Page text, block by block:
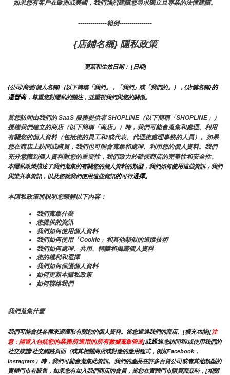
如果您有客戶在歐洲或美國，我們強烈建議您尋求獨立且專業的法律建議。
--------------範例----------------
{店鋪名稱} 隱私政策
更新和生效日期： [日期]
{公司/商號/個人名稱}（以下簡稱「我們」，「我們」或「我們的」），{店舖名稱}的
運營商，尊重您對隱私的關注，並重視我們與您的關係。
當您訪問由我們的 SaaS 服務提供者 SHOPLINE（以下簡稱「SHOPLINE」）
授權我們建立的商店（以下簡稱「商店」）時，我們可能會蒐集和處理、利用
有關您的個人資料（包括您的員工和/或代表、代理您處理事務的人員）。如果
您在商店上訪問或購買，我們也可能會蒐集和處理、利用您的個人資料。我們
充分意識到個人資料對您的重要性，我們致力於確保商店的完整性和安全性。
本隱私政策描述了我們蒐集的有關您的個人資料的類型，我們如何使用這些資訊，我們
與誰共享資訊，以及您就我們使用這些資訊的可行選擇。
本隱私政策將説明您瞭解以下內容：
我們蒐集什麼
您提供的資訊
我們如何使用個人資料
我們如何使用「Cookie」和其他類似的追蹤技術
我們如何處理、共用、轉讓和揭露個人資料
您的權利和選擇
我們如何保護個人資料
如何更新本隱私政策
如何聯絡我們
我們蒐集什麼
我們可能會從各種來源獲取有關您的個人資料。當您通過我們的商店、[擴充功能][注
意：請置入包括您的業務所適用的所有數據蒐集管道]或通過您訪問和/或使用我們的
社交媒體/社交網路頁面（或其相關商店或對應的應用程式，例如Facebook，
Instagram）時，我們可能會蒐集此資訊。我們的產品在許多百貨公司或者其他類型的
實體門市有販售，如果您有加入我們商店的會員，當您在實體門市購買商品時，[相關